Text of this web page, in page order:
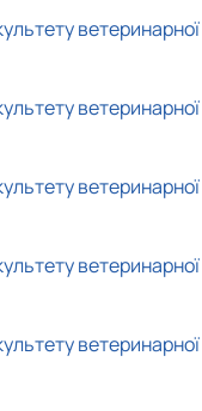
ветеринарної
ветеринарної
ветеринарної
ветеринарної
ветеринарної